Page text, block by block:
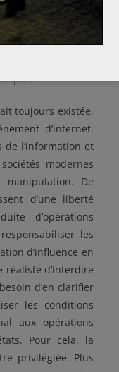
l’usage
étatiques. En
la manipulation
toujours existée,
d’internet.
de l’information et
modernes
De
d’une liberté
d’opérations
les
d’influence en
réaliste d’interdire
d’en clarifier
les conditions
aux opérations
Pour cela, la
privilégiée. Plus